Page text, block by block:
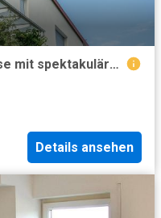
Wohnen ganz oben* Penthouse mit spektakulärer Dachterrasse
Details ansehen